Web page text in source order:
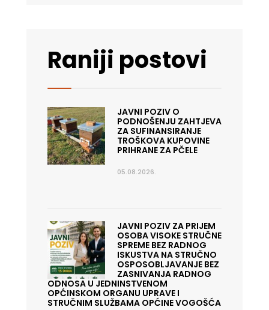
Raniji postovi
JAVNI POZIV O
PODNOŠENJU ZAHTJEVA
ZA SUFINANSIRANJE
TROŠKOVA KUPOVINE
PRIHRANE ZA PČELE
05.08.2026.
JAVNI POZIV ZA PRIJEM
OSOBA VISOKE STRUČNE
SPREME BEZ RADNOG
ISKUSTVA NA STRUČNO
OSPOSOBLJAVANJE BEZ
ZASNIVANJA RADNOG
ODNOSA U JEDNINSTVENOM
OPĆINSKOM ORGANU UPRAVE I
STRUČNIM SLUŽBAMA OPĆINE VOGOŠĆA